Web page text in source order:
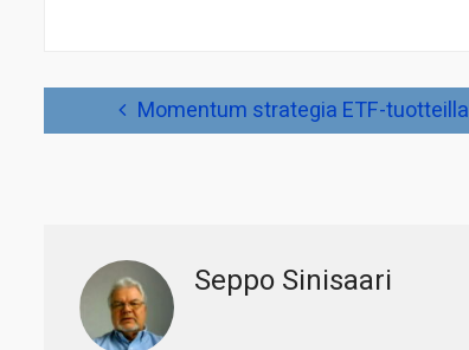
Momentum strategia ETF-tuotteilla
Seppo Sinisaari